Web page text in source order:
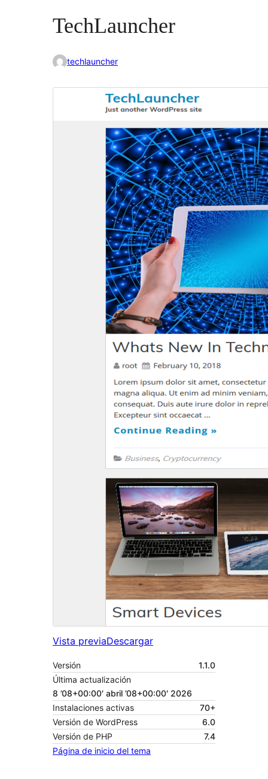
TechLauncher
techlauncher
Vista previaDescargar
Versión
1.1.0
Última actualización
8 ’08+00:00′ abril ’08+00:00′ 2026
Instalaciones activas
70+
Versión de WordPress
6.0
Versión de PHP
7.4
Página de inicio del tema